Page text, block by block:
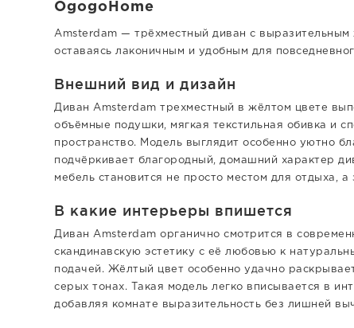
OgogoHome
Amsterdam — трёхместный диван с выразительным
оставаясь лаконичным и удобным для
Внешний вид и дизайн
Диван Amsterdam трехместный в жёлтом цвете
объёмные подушки, мягкая текстильная обивка и
пространство. Модель выглядит особенно уютно
подчёркивает благородный, домашний характер
мебель становится не просто местом для отдыха,
В какие интерьеры впишется
Диван Amsterdam органично смотрится в
скандинавскую эстетику с её любовью к
подачей. Жёлтый цвет особенно удачно
серых тонах. Такая модель легко вписывается в
добавляя комнате выразительность без лишней